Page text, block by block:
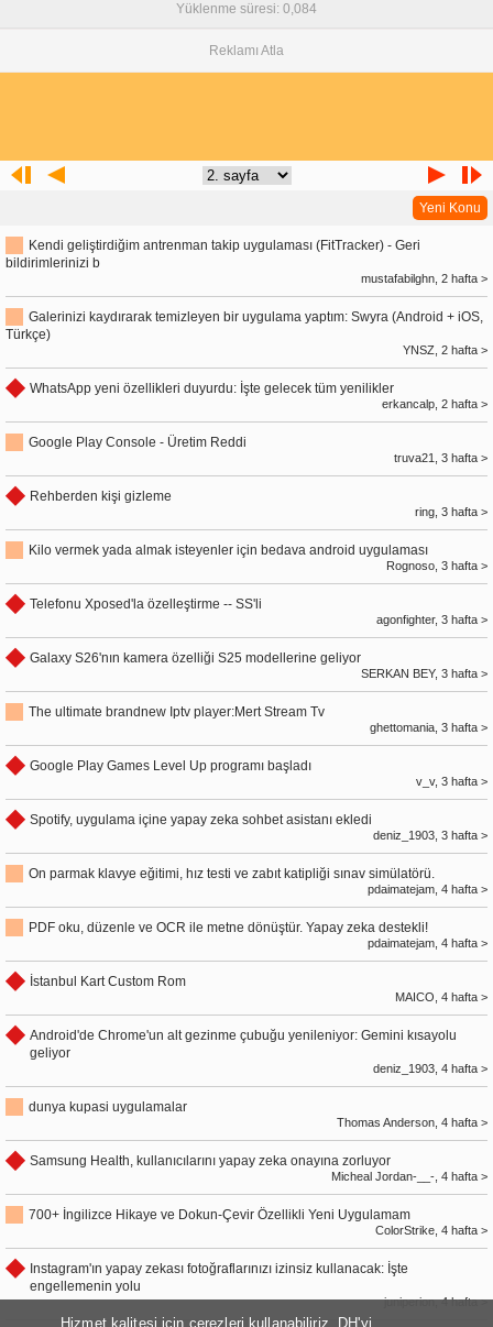
Yüklenme süresi: 0,084
Reklamı Atla
Yeni Konu
Kendi geliştirdiğim antrenman takip uygulaması (FitTracker) - Geri
bildirimlerinizi b
mustafabilghn, 2 hafta >
Galerinizi kaydırarak temizleyen bir uygulama yaptım: Swyra (Android + iOS,
Türkçe)
YNSZ, 2 hafta >
WhatsApp yeni özellikleri duyurdu: İşte gelecek tüm yenilikler
erkancalp, 2 hafta >
Google Play Console - Üretim Reddi
truva21, 3 hafta >
Rehberden kişi gizleme
ring, 3 hafta >
Kilo vermek yada almak isteyenler için bedava android uygulaması
Rognoso, 3 hafta >
Telefonu Xposed'la özelleştirme -- SS'li
agonfighter, 3 hafta >
Galaxy S26'nın kamera özelliği S25 modellerine geliyor
SERKAN BEY, 3 hafta >
The ultimate brandnew Iptv player:Mert Stream Tv
ghettomania, 3 hafta >
Google Play Games Level Up programı başladı
v_v, 3 hafta >
Spotify, uygulama içine yapay zeka sohbet asistanı ekledi
deniz_1903, 3 hafta >
On parmak klavye eğitimi, hız testi ve zabıt katipliği sınav simülatörü.
pdaimatejam, 4 hafta >
PDF oku, düzenle ve OCR ile metne dönüştür. Yapay zeka destekli!
pdaimatejam, 4 hafta >
İstanbul Kart Custom Rom
MAICO, 4 hafta >
Android'de Chrome'un alt gezinme çubuğu yenileniyor: Gemini kısayolu
geliyor
deniz_1903, 4 hafta >
dunya kupasi uygulamalar
Thomas Anderson, 4 hafta >
Samsung Health, kullanıcılarını yapay zeka onayına zorluyor
Micheal Jordan-__-, 4 hafta >
700+ İngilizce Hikaye ve Dokun-Çevir Özellikli Yeni Uygulamam
ColorStrike, 4 hafta >
Instagram'ın yapay zekası fotoğraflarınızı izinsiz kullanacak: İşte
engellemenin yolu
juniperion, 4 hafta >
Hizmet kalitesi için çerezleri kullanabiliriz, DH'yi